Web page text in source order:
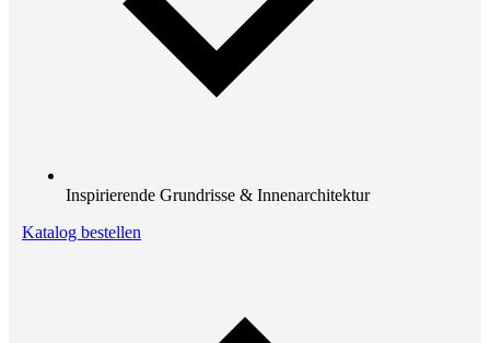
Inspirierende Grundrisse & Innenarchitektur
Katalog bestellen